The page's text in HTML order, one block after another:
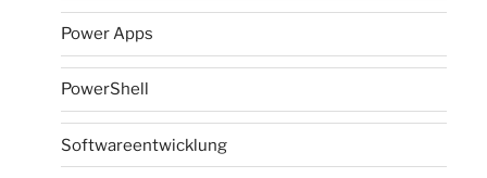
Power Apps
PowerShell
Softwareentwicklung